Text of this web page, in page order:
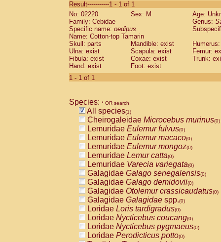
CebidaeSaguinus labiatus(0)
Cebidae Saguinus leucopus (0)
Cebidae
CebidaeSaguinus mystax
Cebidae Saguinus nigricollis (0)
Cebidae Saguinus oedipus
Cebidae Saguinus weddelli
Cebidae Saguinusspp.
Cebidae
CebidaeCebus capucinus
CebidaeCebus nigrivittatus
CebidaeCebus spp.(0)
CebidaeSaimiri boliviensis(0)
CebidaeSaimiri sciureus(0)
AtelidaeAlouatta caraya(0)
AtelidaeAlouatta fusca(0)
AtelidaeAlouatta seniculus(0)
AtelidaeAlouattaspp.(0)
AtelidaeAteles belzebuth(0)
AtelidaeAteles geoffroyi(0)
AtelidaeAteles paniscus(0)
AtelidaeAtelesspp.(0)
AtelidaeLagothrix lagothricha(0)
AtelidaeLagothrix lagothricha cana
PitheciidaeCacajao calvus
Result-----------1 - 1 of 1
No: 02220
Sex: M
Age:
Family: Cebidae
Genus:
Specific name: oedipus
Name: Cotton-top Tamarin
Skull: parts
Mandible: exist
Ulna: exist
Scapula: exist
Femur:
Fibula: exist
Coxae: exist
Trunk:
Hand: exist
Foot: exist
1 - 1 of 1
Species: * OR search
All species(1)
Cheirogaleidae Microcebus murinus(0)
Lemuridae Eulemur fulvus(0)
Lemuridae Eulemur macaco(0)
Lemuridae Eulemur mongoz(0)
Lemuridae Lemur catta(0)
Lemuridae Varecia variegata(0)
Galagidae Galago senegalensis(0)
Galagidae Galago demidovii(0)
Galagidae Otolemur crassicaudatus(0)
Galagidae Galagidae spp.(0)
Loridae Loris tardigradus(0)
Loridae Nycticebus coucang(0)
Loridae Nycticebus pygmaeus(0)
Loridae Perodicticus potto(0)